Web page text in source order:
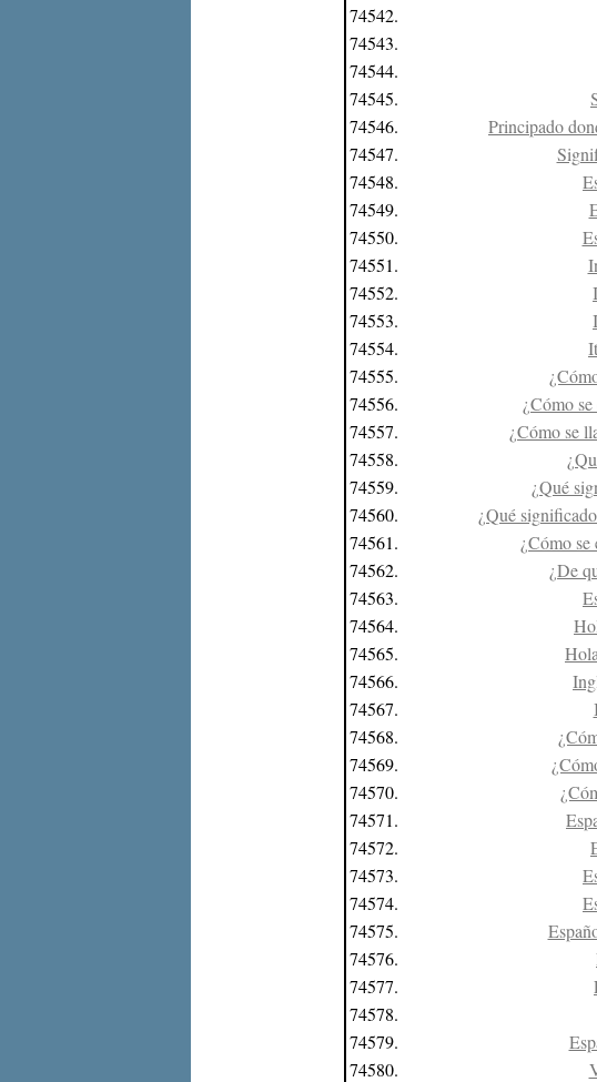
74542.
74543.
74544.
74545.
74546.
Principado
74547.
74548.
74549.
74550.
74551.
74552.
74553.
74554.
74555.
74556.
¿Cómo
74557.
¿Cómo se
74558.
74559.
¿Qué
74560.
¿Qué
74561.
¿Cómo
74562.
¿De
74563.
74564.
74565.
74566.
74567.
74568.
74569.
74570.
74571.
74572.
74573.
74574.
74575.
74576.
74577.
74578.
74579.
74580.